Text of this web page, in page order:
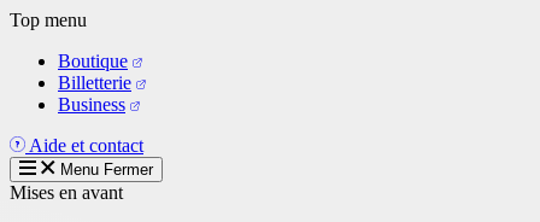
Aller
contenu
principal
Top menu
Boutique
Billetterie
Business
Aide et contact
Menu Fermer
Mises en avant